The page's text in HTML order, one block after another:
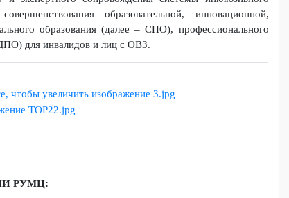
ОВЗ
и экспертного сопровождения системы
совершенствования образовательной,
– ДПО) для инвалидов и лиц с ОВЗ.